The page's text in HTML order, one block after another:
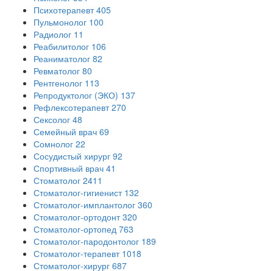
Психотерапевт 405
Пульмонолог 100
Радиолог 11
Реабилитолог 106
Реаниматолог 82
Ревматолог 80
Рентгенолог 113
Репродуктолог (ЭКО) 137
Рефлексотерапевт 270
Сексолог 48
Семейный врач 69
Сомнолог 22
Сосудистый хирург 92
Спортивный врач 41
Стоматолог 2411
Стоматолог-гигиенист 132
Стоматолог-имплантолог 360
Стоматолог-ортодонт 320
Стоматолог-ортопед 763
Стоматолог-пародонтолог 189
Стоматолог-терапевт 1018
Стоматолог-хирург 687